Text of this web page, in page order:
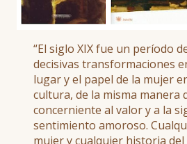
“El siglo XIX fue un período
decisivas transformaciones
lugar y el papel de la mujer
cultura, de la misma manera
concerniente al valor y a la
sentimiento amoroso.
mujer y cualquier historia